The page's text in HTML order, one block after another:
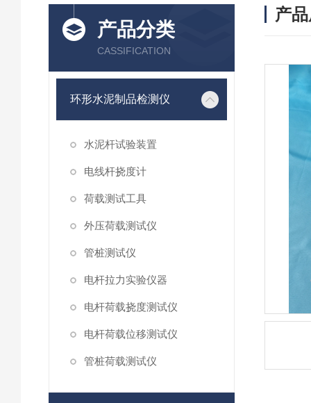
产品分类
CASSIFICATION
环形水泥制品检测仪
水泥杆试验装置
电线杆挠度计
荷载测试工具
外压荷载测试仪
管桩测试仪
电杆拉力实验仪器
电杆荷载挠度测试仪
电杆荷载位移测试仪
管桩荷载测试仪
产